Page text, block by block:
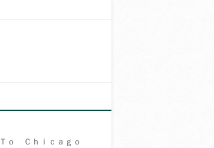
Ｔｏ Ｃｈｉｃａｇｏ